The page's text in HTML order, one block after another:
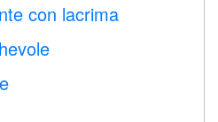
con lacrima